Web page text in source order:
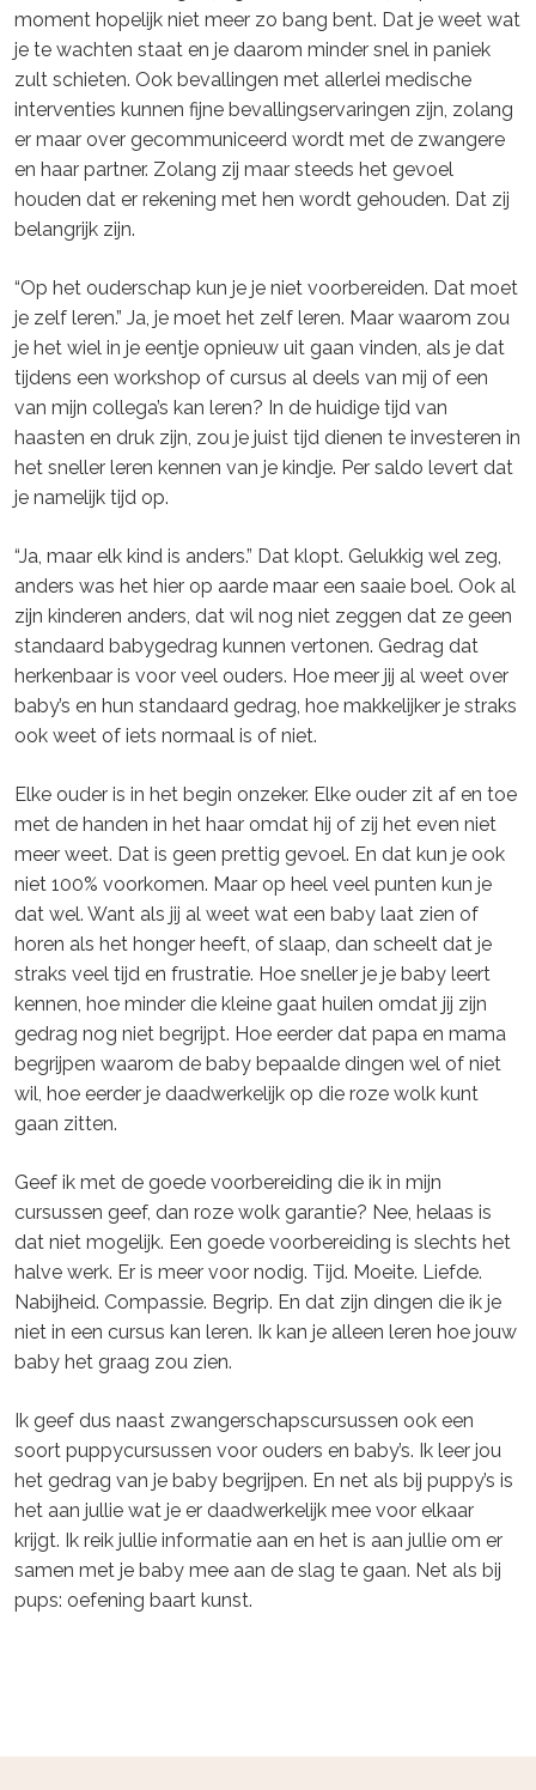
moment hopelijk niet meer zo bang bent. Dat je weet wat
je te wachten staat en je daarom minder snel in paniek
zult schieten. Ook bevallingen met allerlei medische
interventies kunnen fijne bevallingservaringen zijn, zolang
er maar over gecommuniceerd wordt met de zwangere
en haar partner. Zolang zij maar steeds het gevoel
houden dat er rekening met hen wordt gehouden. Dat zij
belangrijk zijn.
“Op het ouderschap kun je je niet voorbereiden. Dat moet
je zelf leren.” Ja, je moet het zelf leren. Maar waarom zou
je het wiel in je eentje opnieuw uit gaan vinden, als je dat
tijdens een workshop of cursus al deels van mij of een
van mijn collega’s kan leren? In de huidige tijd van
haasten en druk zijn, zou je juist tijd dienen te investeren in
het sneller leren kennen van je kindje. Per saldo levert dat
je namelijk tijd op.
“Ja, maar elk kind is anders.” Dat klopt. Gelukkig wel zeg,
anders was het hier op aarde maar een saaie boel. Ook al
zijn kinderen anders, dat wil nog niet zeggen dat ze geen
standaard babygedrag kunnen vertonen. Gedrag dat
herkenbaar is voor veel ouders. Hoe meer jij al weet over
baby’s en hun standaard gedrag, hoe makkelijker je straks
ook weet of iets normaal is of niet.
Elke ouder is in het begin onzeker. Elke ouder zit af en toe
met de handen in het haar omdat hij of zij het even niet
meer weet. Dat is geen prettig gevoel. En dat kun je ook
niet 100% voorkomen. Maar op heel veel punten kun je
dat wel. Want als jij al weet wat een baby laat zien of
horen als het honger heeft, of slaap, dan scheelt dat je
straks veel tijd en frustratie. Hoe sneller je je baby leert
kennen, hoe minder die kleine gaat huilen omdat jij zijn
gedrag nog niet begrijpt. Hoe eerder dat papa en mama
begrijpen waarom de baby bepaalde dingen wel of niet
wil, hoe eerder je daadwerkelijk op die roze wolk kunt
gaan zitten.
Geef ik met de goede voorbereiding die ik in mijn
cursussen geef, dan roze wolk garantie? Nee, helaas is
dat niet mogelijk. Een goede voorbereiding is slechts het
halve werk. Er is meer voor nodig. Tijd. Moeite. Liefde.
Nabijheid. Compassie. Begrip. En dat zijn dingen die ik je
niet in een cursus kan leren. Ik kan je alleen leren hoe jouw
baby het graag zou zien.
Ik geef dus naast zwangerschapscursussen ook een
soort puppycursussen voor ouders en baby’s. Ik leer jou
het gedrag van je baby begrijpen. En net als bij puppy’s is
het aan jullie wat je er daadwerkelijk mee voor elkaar
krijgt. Ik reik jullie informatie aan en het is aan jullie om er
samen met je baby mee aan de slag te gaan. Net als bij
pups: oefening baart kunst.